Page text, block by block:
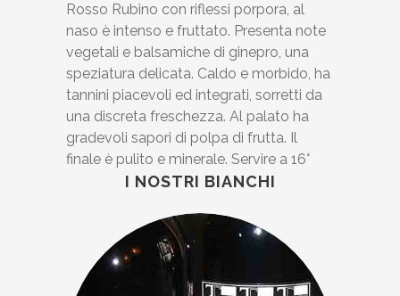
Rosso Rubino con riflessi porpora, al
naso è intenso e fruttato. Presenta note
vegetali e balsamiche di ginepro, una
speziatura delicata. Caldo e morbido, ha
tannini piacevoli ed integrati, sorretti da
una discreta freschezza. Al palato ha
gradevoli sapori di polpa di frutta. Il
finale è pulito e minerale. Servire a 16°
I NOSTRI BIANCHI